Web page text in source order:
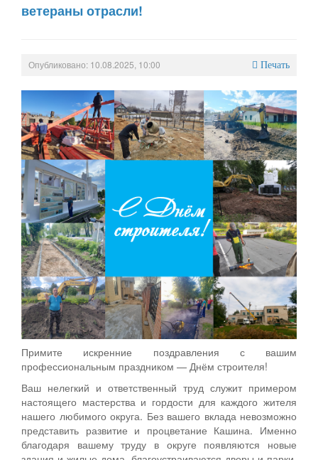
ветераны отрасли!
Опубликовано: 10.08.2025, 10:00 Печать
Примите искренние поздравления с вашим
профессиональным праздником — Днём строителя!
Ваш нелегкий и ответственный труд служит примером
настоящего мастерства и гордости для каждого жителя
нашего любимого округа. Без вашего вклада невозможно
представить развитие и процветание Кашина. Именно
благодаря вашему труду в округе появляются новые